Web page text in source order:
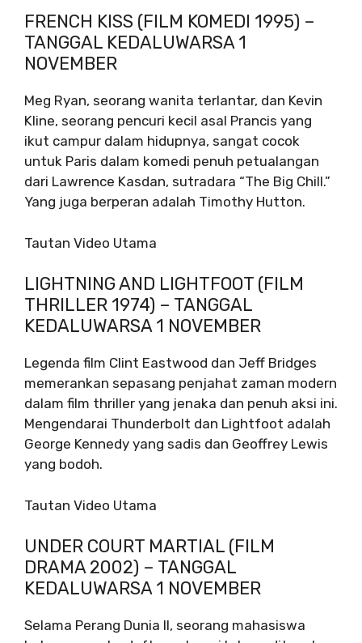
FRENCH KISS (FILM KOMEDI 1995) –
TANGGAL KEDALUWARSA 1
NOVEMBER
Meg Ryan, seorang wanita terlantar, dan Kevin
Kline, seorang pencuri kecil asal Prancis yang
ikut campur dalam hidupnya, sangat cocok
untuk Paris dalam komedi penuh petualangan
dari Lawrence Kasdan, sutradara “The Big Chill.”
Yang juga berperan adalah Timothy Hutton.
Tautan Video Utama
LIGHTNING AND LIGHTFOOT (FILM
THRILLER 1974) – TANGGAL
KEDALUWARSA 1 NOVEMBER
Legenda film Clint Eastwood dan Jeff Bridges
memerankan sepasang penjahat zaman modern
dalam film thriller yang jenaka dan penuh aksi ini.
Mengendarai Thunderbolt dan Lightfoot adalah
George Kennedy yang sadis dan Geoffrey Lewis
yang bodoh.
Tautan Video Utama
UNDER COURT MARTIAL (FILM
DRAMA 2002) – TANGGAL
KEDALUWARSA 1 NOVEMBER
Selama Perang Dunia II, seorang mahasiswa